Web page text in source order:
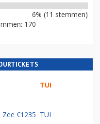
6% (11 stemmen)
170
TUI
Zee €1235 TUI